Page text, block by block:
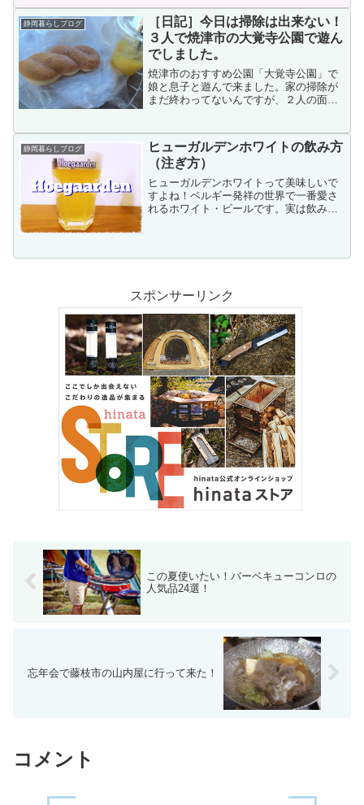
それは、人気アトラクションのファスト
パスをなるべく早く取っ...
静岡暮らしブログ
［日記］今日は掃除は出来ない！
３人で焼津市の大覚寺公園で遊ん
でしました。
焼津市のおすすめ公園「大覚寺公園」で
娘と息子と遊んで来ました。家の掃除が
まだ終わってないんですが、２人の面倒
静岡暮らしブログ
ヒューガルデンホワイトの飲み方
（注ぎ方）
ヒューガルデンホワイトって美味しいで
すよね！ベルギー発祥の世界で一番愛さ
れるホワイト・ビールです。実は飲み方
りもりです（twitte...
スポンサーリンク
この夏使いたい！バーベキューコンロの
人気品24選！
忘年会で藤枝市の山内屋に行って来た！
コメント